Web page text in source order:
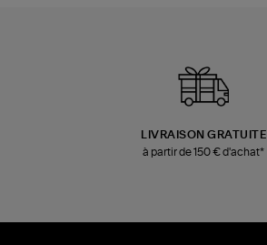
LIVRAISON GRATUITE
à partir de 150 € d'achat*